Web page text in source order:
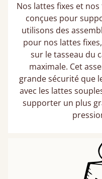
Nos lattes fixes et
conçues pour
utilisons des
pour nos lattes
sur le tasseau du
maximale. Cet
grande sécurité que
avec les lattes
supporter un plus